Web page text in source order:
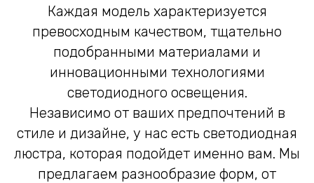
Каждая модель характеризуется
превосходным качеством, тщательно
подобранными материалами и
инновационными технологиями
светодиодного освещения.
Независимо от ваших предпочтений в
стиле и дизайне, у нас есть светодиодная
люстра, которая подойдет именно вам. Мы
предлагаем разнообразие форм, от